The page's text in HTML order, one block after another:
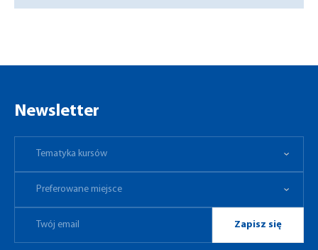
Newsletter
Tematyka kursów
Preferowane miejsce
Zapisz się